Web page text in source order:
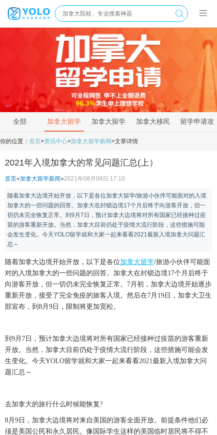
全部 加拿大留学
新闻
加拿大留学
资讯
加拿大移民 留学申请攻
你的位置： 首页>资讯中心>加拿大留学新闻>文章详情
2021年入境加拿大的常见问题汇总(上）
首页●加拿大留学新闻●2021年08月08日 17:10
随着加拿大边境开始开放，以下是各位加拿大留学/旅游小伙伴可能面对的入境
加拿大的一些问题的回答。加拿大在封锁边境17个月后终于向游客开放，但一
切仍未完全恢复正常。到9月7日，预计加拿大边境将对所有国家已经接种过疫
苗的游客重新开放。当然，加拿大目前仍处于疫情大流行阶段，这些措施可能
会发生变化。今天YOLO留学就和大家一起来看看2021最新入境加拿大问题汇
总～
随着加拿大边境开始开放，以下是各位加拿大留学/旅游小伙伴可能面
对的入境加拿大的一些问题的回答。加拿大在封锁边境17个月后终于
向游客开放，但一切仍未完全恢复正常。7月初，加拿大边境开始逐步
重新开放，接受了完全免疫的旅客入境。然后在7月19日，加拿大卫生
部宣布，到8月9日，限制将更加宽松。
到9月7日，预计加拿大边境将对所有国家已经接种过疫苗的游客重新
开放。当然，加拿大目前仍处于疫情大流行阶段，这些措施可能会发
生变化。今天YOLO留学就和大家一起来看看2021最新入境加拿大问
题汇总～
去加拿大的旅行什么时候能恢复?
8月9日，加拿大边境将对来自美国的游客全面开放。前提条件他们必
须是美国公民和永久居民。像国际学生这样的美国临时居民将不得不